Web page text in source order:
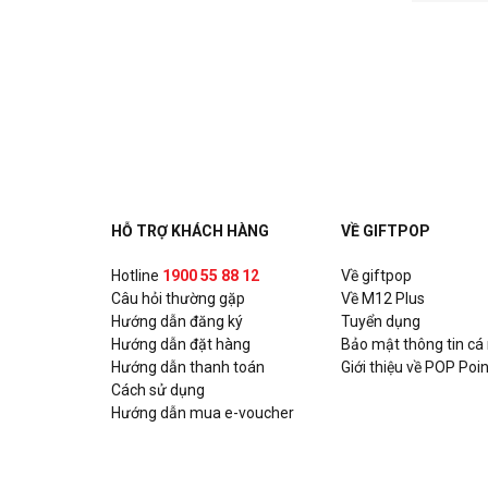
HỖ TRỢ KHÁCH HÀNG
Hotline 1900 55 88 12
Câu hỏi thường gặp
Hướng dẫn đăng ký
Hướng dẫn đặt hàng
Hướng dẫn thanh toán
Cách sử dụng
Hướng dẫn mua e-voucher
VỀ GIFTPOP
Về giftpop
Về M12 Plus
Tuyển dụng
Bảo mật thông tin cá
Giới thiệu về POP